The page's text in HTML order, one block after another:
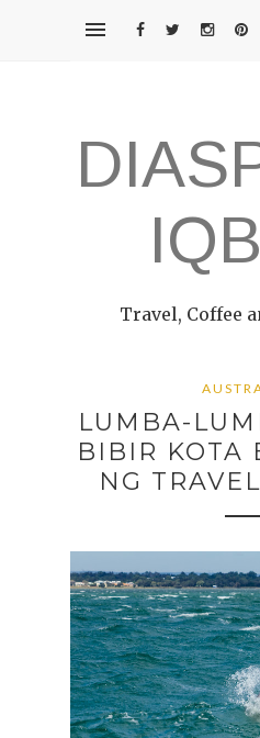
Travel, Coffee
LUMBA-
BIBIR KOTA
NG